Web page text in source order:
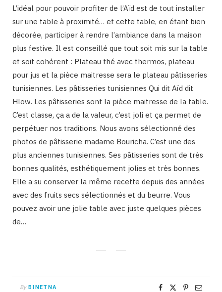
L’idéal pour pouvoir profiter de l’Aïd est de tout installer
sur une table à proximité… et cette table, en étant bien
décorée, participer à rendre l’ambiance dans la maison
plus festive. Il est conseillé que tout soit mis sur la table
et soit cohérent : Plateau thé avec thermos, plateau
pour jus et la pièce maitresse sera le plateau pâtisseries
tunisiennes. Les pâtisseries tunisiennes Qui dit Aïd dit
Hlow. Les pâtisseries sont la pièce maitresse de la table.
C’est classe, ça a de la valeur, c’est joli et ça permet de
perpétuer nos traditions. Nous avons sélectionné des
photos de pâtisserie madame Bouricha. C’est une des
plus anciennes tunisiennes. Ses pâtisseries sont de très
bonnes qualités, esthétiquement jolies et très bonnes.
Elle a su conserver la même recette depuis des années
avec des fruits secs sélectionnés et du beurre. Vous
pouvez avoir une jolie table avec juste quelques pièces
de…
By BINETNA